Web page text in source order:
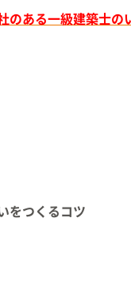
のある一級建築士の
をつくるコツ